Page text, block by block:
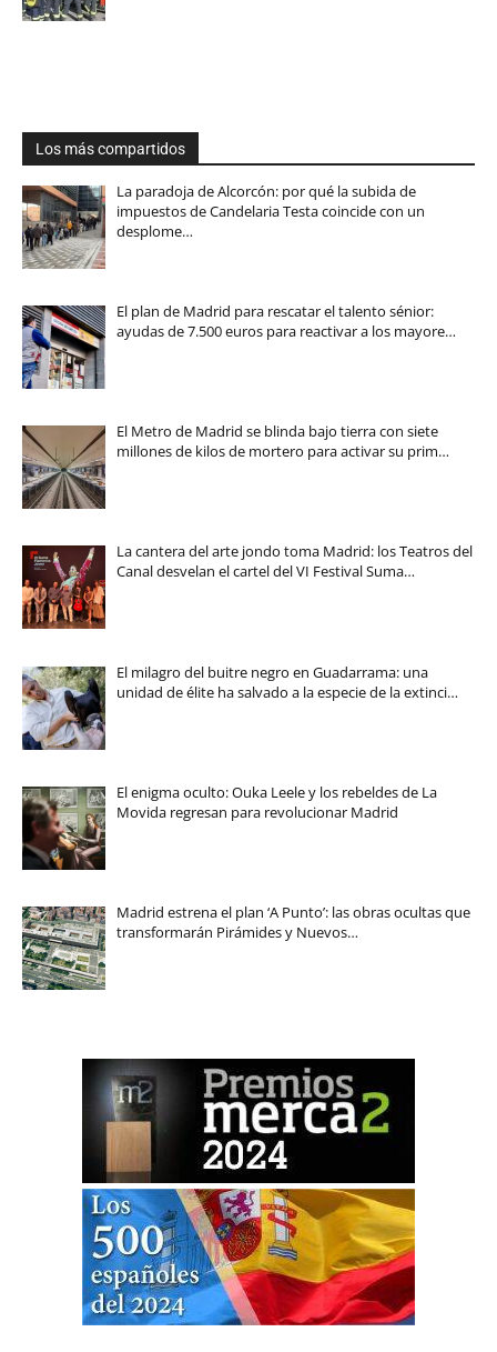
Los más compartidos
La paradoja de Alcorcón: por qué la subida de
impuestos de Candelaria Testa coincide con un
desplome…
El plan de Madrid para rescatar el talento sénior:
ayudas de 7.500 euros para reactivar a los mayore…
El Metro de Madrid se blinda bajo tierra con siete
millones de kilos de mortero para activar su prim…
La cantera del arte jondo toma Madrid: los Teatros del
Canal desvelan el cartel del VI Festival Suma…
El milagro del buitre negro en Guadarrama: una
unidad de élite ha salvado a la especie de la extinci…
El enigma oculto: Ouka Leele y los rebeldes de La
Movida regresan para revolucionar Madrid
Madrid estrena el plan ‘A Punto’: las obras ocultas que
transformarán Pirámides y Nuevos…